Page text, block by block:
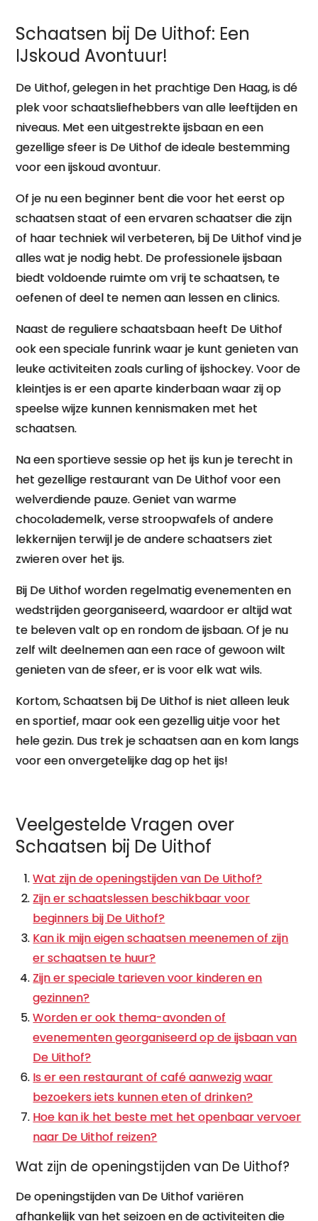
Schaatsen bij De Uithof: Een
IJskoud Avontuur!
De Uithof, gelegen in het prachtige Den Haag, is dé
plek voor schaatsliefhebbers van alle leeftijden en
niveaus. Met een uitgestrekte ijsbaan en een
gezellige sfeer is De Uithof de ideale bestemming
voor een ijskoud avontuur.
Of je nu een beginner bent die voor het eerst op
schaatsen staat of een ervaren schaatser die zijn
of haar techniek wil verbeteren, bij De Uithof vind je
alles wat je nodig hebt. De professionele ijsbaan
biedt voldoende ruimte om vrij te schaatsen, te
oefenen of deel te nemen aan lessen en clinics.
Naast de reguliere schaatsbaan heeft De Uithof
ook een speciale funrink waar je kunt genieten van
leuke activiteiten zoals curling of ijshockey. Voor de
kleintjes is er een aparte kinderbaan waar zij op
speelse wijze kunnen kennismaken met het
schaatsen.
Na een sportieve sessie op het ijs kun je terecht in
het gezellige restaurant van De Uithof voor een
welverdiende pauze. Geniet van warme
chocolademelk, verse stroopwafels of andere
lekkernijen terwijl je de andere schaatsers ziet
zwieren over het ijs.
Bij De Uithof worden regelmatig evenementen en
wedstrijden georganiseerd, waardoor er altijd wat
te beleven valt op en rondom de ijsbaan. Of je nu
zelf wilt deelnemen aan een race of gewoon wilt
genieten van de sfeer, er is voor elk wat wils.
Kortom, Schaatsen bij De Uithof is niet alleen leuk
en sportief, maar ook een gezellig uitje voor het
hele gezin. Dus trek je schaatsen aan en kom langs
voor een onvergetelijke dag op het ijs!
Veelgestelde Vragen over
Schaatsen bij De Uithof
Wat zijn de openingstijden van De Uithof?
Zijn er schaatslessen beschikbaar voor
beginners bij De Uithof?
Kan ik mijn eigen schaatsen meenemen of zijn
er schaatsen te huur?
Zijn er speciale tarieven voor kinderen en
gezinnen?
Worden er ook thema-avonden of
evenementen georganiseerd op de ijsbaan van
De Uithof?
Is er een restaurant of café aanwezig waar
bezoekers iets kunnen eten of drinken?
Hoe kan ik het beste met het openbaar vervoer
naar De Uithof reizen?
Wat zijn de openingstijden van De Uithof?
De openingstijden van De Uithof variëren
afhankelijk van het seizoen en de activiteiten die